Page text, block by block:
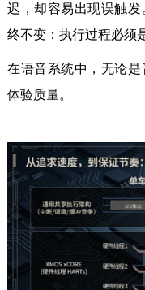
迟，却容易出现误触
终不变：执行过程必须
在语音系统中，无论
体验质量。